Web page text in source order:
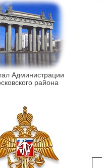
Администрации
района